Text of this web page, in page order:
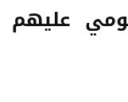
عليهم